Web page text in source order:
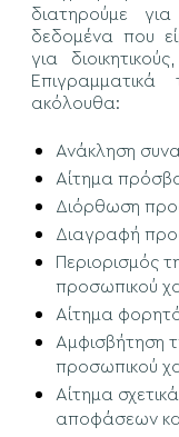
διατηρούμε
δεδομένα που
για
ακόλουθα:
Ανάκληση
Αίτημα
Διόρθωση
Διαγραφή
Περιορισμός
προσωπικού
Αίτημα
Αμφισβήτηση
προσωπικού
Αίτημα
αποφάσεων